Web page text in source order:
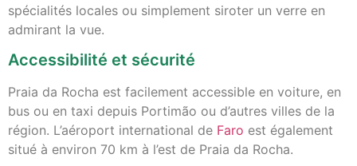
spécialités locales ou simplement siroter un verre en
admirant la vue.
Accessibilité et sécurité
Praia da Rocha est facilement accessible en voiture, en
bus ou en taxi depuis Portimão ou d’autres villes de la
région. L’aéroport international de Faro est également
situé à environ 70 km à l’est de Praia da Rocha.